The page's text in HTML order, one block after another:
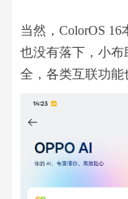
当然，ColorOS 16
也没有落下，小
全，各类互联功能